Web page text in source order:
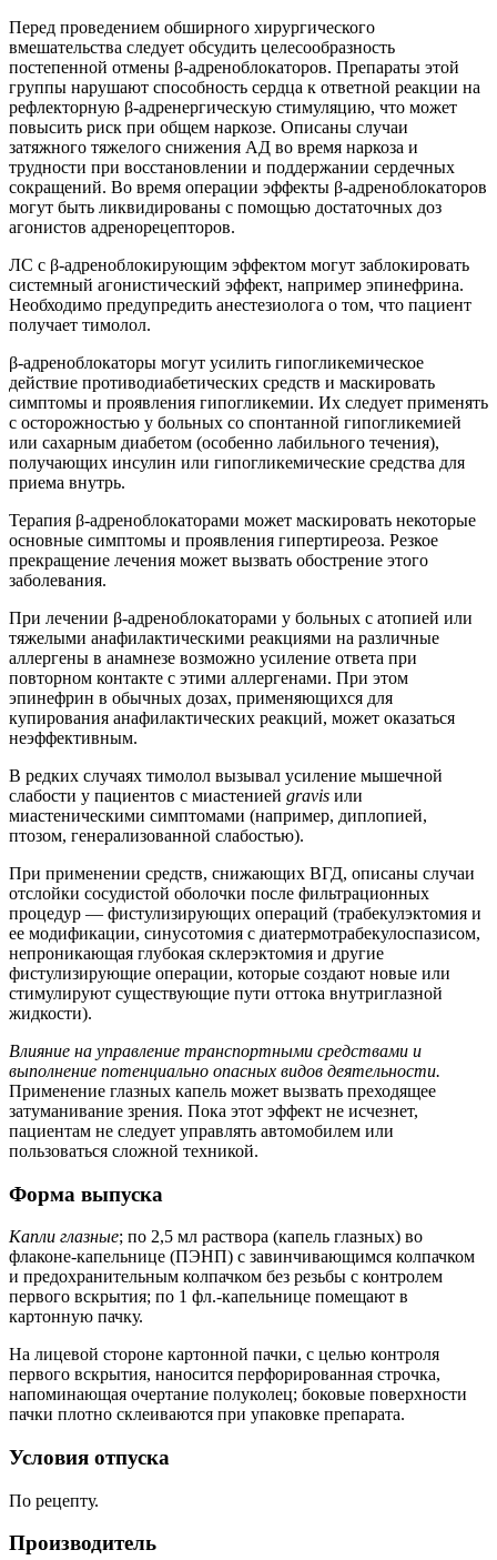
Перед проведением обширного хирургического
вмешательства следует обсудить целесообразность
постепенной отмены β-адреноблокаторов. Препараты этой
группы нарушают способность сердца к ответной реакции на
рефлекторную β-адренергическую стимуляцию, что может
повысить риск при общем наркозе. Описаны случаи
затяжного тяжелого снижения АД во время наркоза и
трудности при восстановлении и поддержании сердечных
сокращений. Во время операции эффекты β-адреноблокаторов
могут быть ликвидированы с помощью достаточных доз
агонистов адренорецепторов.
ЛС с β-адреноблокирующим эффектом могут заблокировать
системный агонистический эффект, например эпинефрина.
Необходимо предупредить анестезиолога о том, что пациент
получает тимолол.
β-адреноблокаторы могут усилить гипогликемическое
действие противодиабетических средств и маскировать
симптомы и проявления гипогликемии. Их следует применять
с осторожностью у больных со спонтанной гипогликемией
или сахарным диабетом (особенно лабильного течения),
получающих инсулин или гипогликемические средства для
приема внутрь.
Терапия β-адреноблокаторами может маскировать некоторые
основные симптомы и проявления гипертиреоза. Резкое
прекращение лечения может вызвать обострение этого
заболевания.
При лечении β-адреноблокаторами у больных с атопией или
тяжелыми анафилактическими реакциями на различные
аллергены в анамнезе возможно усиление ответа при
повторном контакте с этими аллергенами. При этом
эпинефрин в обычных дозах, применяющихся для
купирования анафилактических реакций, может оказаться
неэффективным.
В редких случаях тимолол вызывал усиление мышечной
слабости у пациентов с миастенией gravis или
миастеническими симптомами (например, диплопией,
птозом, генерализованной слабостью).
При применении средств, снижающих ВГД, описаны случаи
отслойки сосудистой оболочки после фильтрационных
процедур — фистулизирующих операций (трабекулэктомия и
ее модификации, синусотомия с диатермотрабекулоспазисом,
непроникающая глубокая склерэктомия и другие
фистулизирующие операции, которые создают новые или
стимулируют существующие пути оттока внутриглазной
жидкости).
Влияние на управление транспортными средствами и
выполнение потенциально опасных видов деятельности.
Применение глазных капель может вызвать преходящее
затуманивание зрения. Пока этот эффект не исчезнет,
пациентам не следует управлять автомобилем или
пользоваться сложной техникой.
Форма выпуска
Капли глазные; по 2,5 мл раствора (капель глазных) во
флаконе-капельнице (ПЭНП) с завинчивающимся колпачком
и предохранительным колпачком без резьбы с контролем
первого вскрытия; по 1 фл.-капельнице помещают в
картонную пачку.
На лицевой стороне картонной пачки, с целью контроля
первого вскрытия, наносится перфорированная строчка,
напоминающая очертание полуколец; боковые поверхности
пачки плотно склеиваются при упаковке препарата.
Условия отпуска
По рецепту.
Производитель